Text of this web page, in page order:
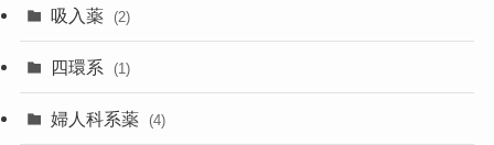
吸入薬 (2)
四環系 (1)
婦人科系薬 (4)